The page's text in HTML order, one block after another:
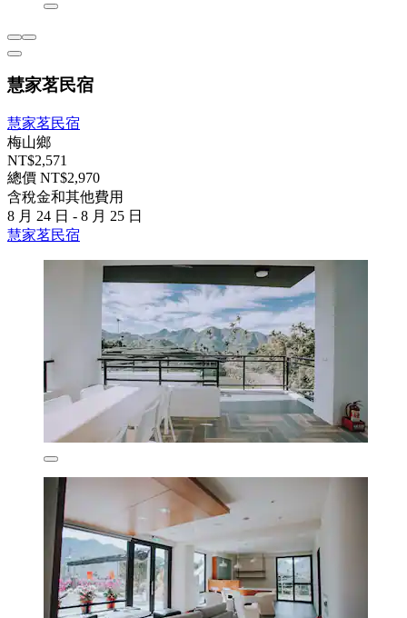
慧家茗民宿
慧家茗民宿
梅山鄉
NT$2,571
總價 NT$2,970
含稅金和其他費用
8 月 24 日 - 8 月 25 日
慧家茗民宿